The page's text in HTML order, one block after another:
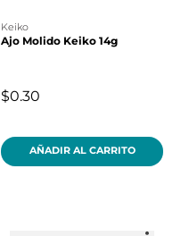
keiko
Ajo Molido Keiko 14g
$0.30
AÑADIR AL CARRITO